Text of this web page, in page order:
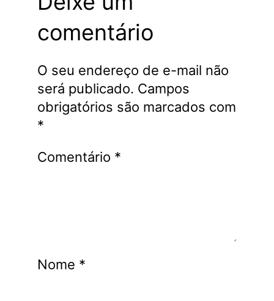
comentário
O seu endereço de e-mail não
será publicado. Campos
obrigatórios são marcados com
*
Comentário *
Nome *